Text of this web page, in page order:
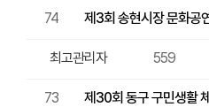
74 제3회 송현시장 문화공
최고관리자 559
73 제30회 동구 구민생활